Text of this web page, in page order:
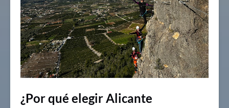
¿Por qué elegir Alicante